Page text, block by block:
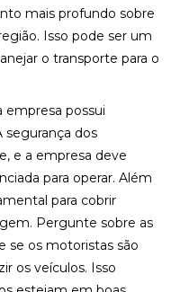
mais profundo sobre
Isso pode ser um
o transporte para o
possui
segurança dos
e a empresa deve
para operar. Além
para cobrir
Pergunte sobre as
se os motoristas são
os veículos. Isso